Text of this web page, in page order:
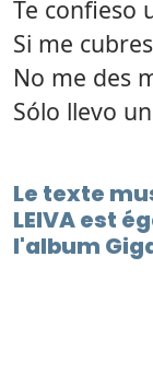
Te confieso
Si me
No me des
Sólo llevo
Le texte
LEIVA est
l'album